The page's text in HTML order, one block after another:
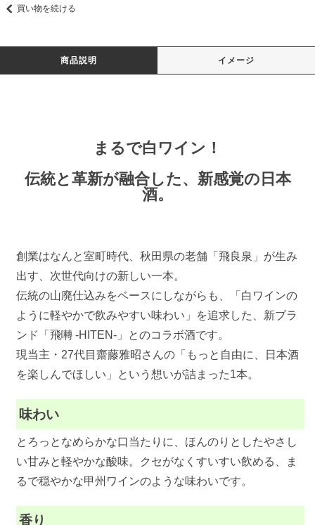
買い物を続ける
商品説明 イメージ
まるで白ワイン！
伝統と革新が融合した、新感覚の日本
酒。
創業はなんと室町時代、秋田県の老舗「飛良泉」が生み
出す、次世代向けの新しい一本。
伝統の山廃仕込みをベースにしながらも、「白ワインの
ように軽やかで飲みやすい味わい」を追求した、新ブラ
ンド「飛囀 -HITEN-」とのコラボ酒です。
現当主・27代目齋藤雅昭さんの「もっと自由に、日本酒
を楽しんでほしい」という想いが詰まった1本。
味わい
とろっとなめらかな口当たりに、ほんのりとしたやさし
い甘みと軽やかな酸味。クセがなくすいすい飲める、ま
るで穏やかな甲州ワインのような味わいです。
香り